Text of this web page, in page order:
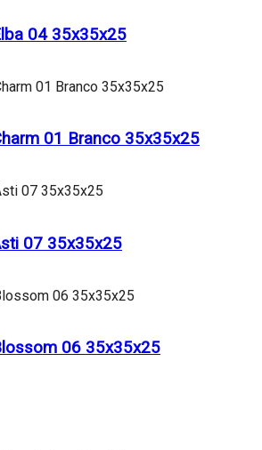
04 35x35x25
01 Branco 35x35x25
07 35x35x25
06 35x35x25